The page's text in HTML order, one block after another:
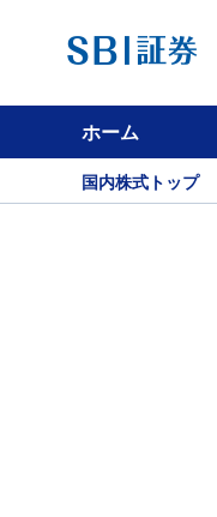
ホーム
国内株式トップ